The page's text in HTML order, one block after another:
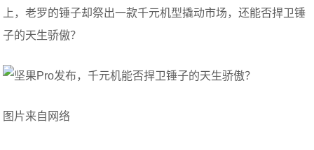
上，老罗的锤子却祭出一款千元机型撬动市场，还能否捍卫锤
子的天生骄傲？
图片来自网络